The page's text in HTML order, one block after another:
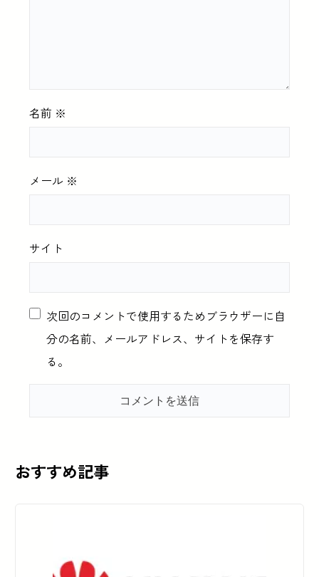
名前 ※
メール ※
サイト
次回のコメントで使用するためブラウザーに自
分の名前、メールアドレス、サイトを保存す
る。
おすすめ記事